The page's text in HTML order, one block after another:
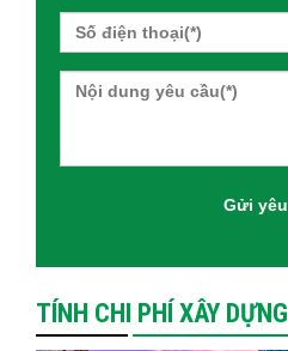
TÍNH CHI PHÍ XÂY DỰNG